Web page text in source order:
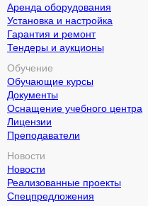
Аренда оборудования
Установка и настройка
Гарантия и ремонт
Тендеры и аукционы
Обучение
Обучающие курсы
Документы
Оснащение учебного центра
Лицензии
Преподаватели
Новости
Новости
Реализованные проекты
Спецпредложения